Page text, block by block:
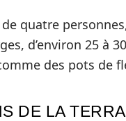
quatre
d’environ 25 à
des pots de
DE LA